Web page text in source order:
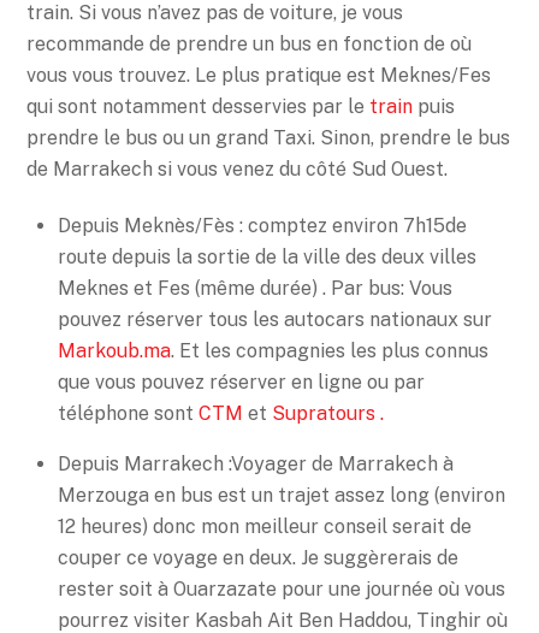
train. Si vous n’avez pas de voiture, je vous
recommande de prendre un bus en fonction de où
vous vous trouvez. Le plus pratique est Meknes/Fes
qui sont notamment desservies par le train puis
prendre le bus ou un grand Taxi. Sinon, prendre le bus
de Marrakech si vous venez du côté Sud Ouest.
Depuis Meknès/Fès : comptez environ 7h15de
route depuis la sortie de la ville des deux villes
Meknes et Fes (même durée) . Par bus: Vous
pouvez réserver tous les autocars nationaux sur
Markoub.ma. Et les compagnies les plus connus
que vous pouvez réserver en ligne ou par
téléphone sont CTM et Supratours .
Depuis Marrakech :Voyager de Marrakech à
Merzouga en bus est un trajet assez long (environ
12 heures) donc mon meilleur conseil serait de
couper ce voyage en deux. Je suggèrerais de
rester soit à Ouarzazate pour une journée où vous
pourrez visiter Kasbah Ait Ben Haddou, Tinghir où